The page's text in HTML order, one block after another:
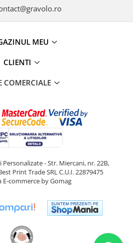
MEU
CLIENTI
COMERCIALE
- Str. Miercani, nr. 22B,
Print Trade SRL C.U.I. 22879475
E-commerce by Gomag